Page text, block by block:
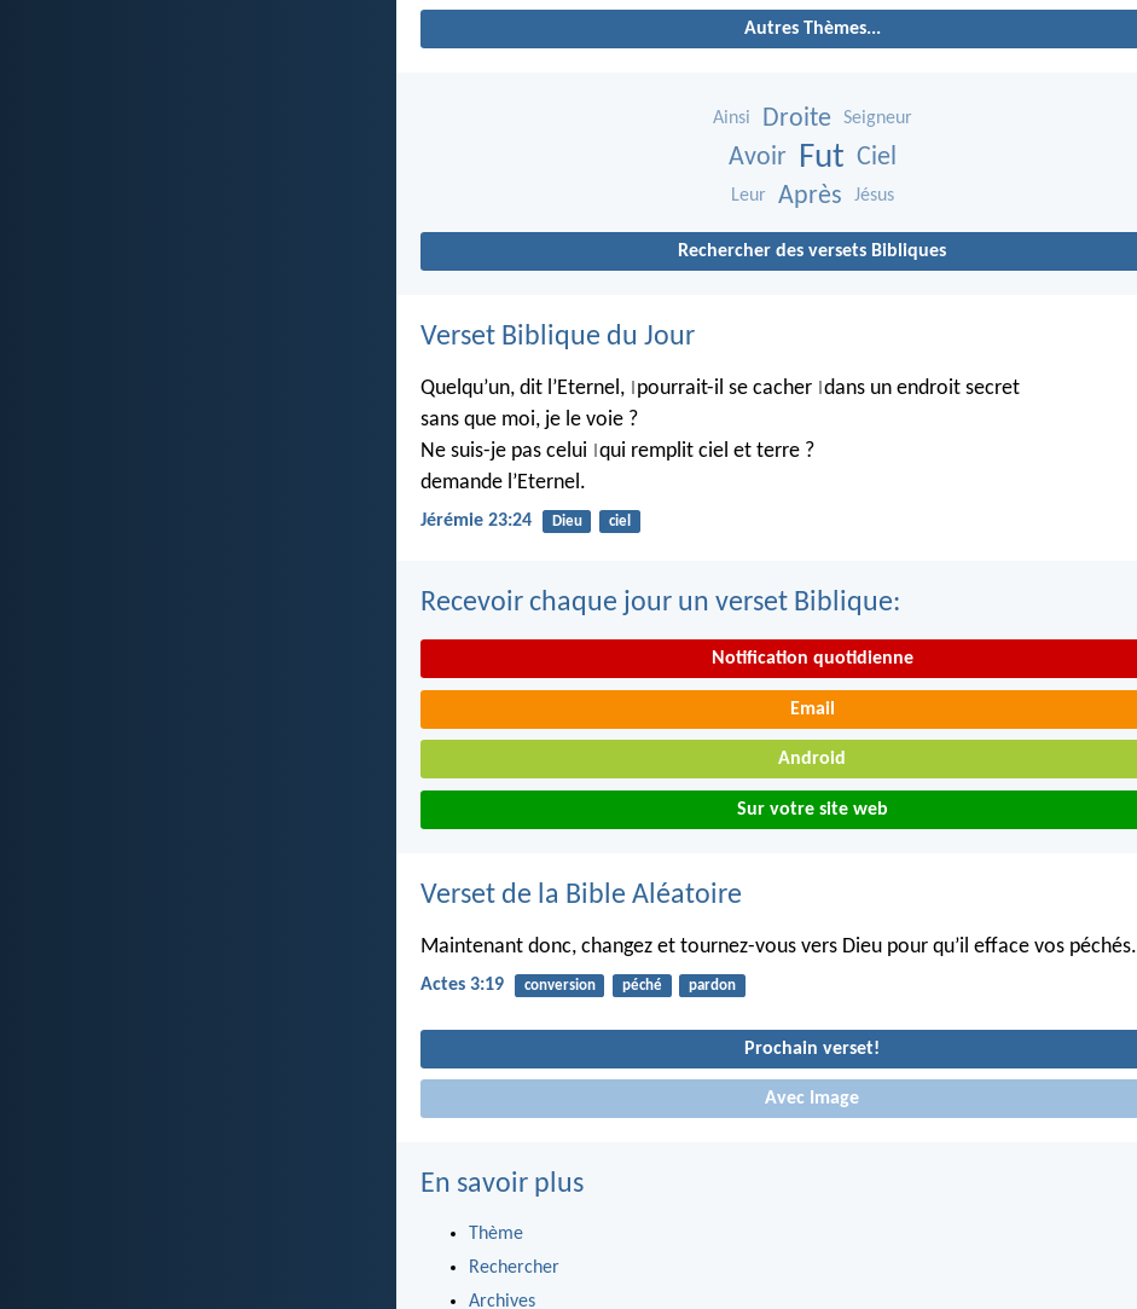
Autres Thèmes...
Ainsi Droite Seigneur
Avoir Fut Ciel
Leur Après Jésus
Rechercher des versets Bibliques
Verset Biblique du Jour
Quelqu’un, dit l’Eternel, pourrait-il se cacher dans un endroit secret
sans que moi, je le voie ?
Ne suis-je pas celui qui remplit ciel et terre ?
demande l’Eternel.
Jérémie 23:24 Dieu ciel
Recevoir chaque jour un verset Biblique:
Notification quotidienne
Email
Android
Sur votre site web
Verset de la Bible Aléatoire
Maintenant donc, changez et tournez-vous vers Dieu pour qu’il efface vos péchés.
Actes 3:19 conversion péché pardon
Prochain verset!
Avec Image
En savoir plus
Thème
Rechercher
Archives